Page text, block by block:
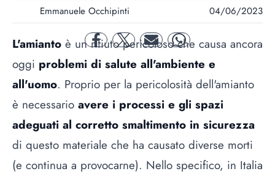
Emmanuele Occhipinti 04/06/2023
facebooktwitter mail whatsapp
L'amianto è un rifiuto pericoloso che causa ancora
oggi problemi di salute all'ambiente e
all'uomo. Proprio per la pericolosità dell'amianto
è necessario avere i processi e gli spazi
adeguati al corretto smaltimento in sicurezza
di questo materiale che ha causato diverse morti
(e continua a provocarne). Nello specifico, in Italia